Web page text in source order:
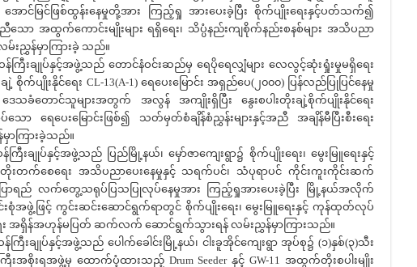
အောင်မြင်ဖြစ်ထွန်းနေမှုတို့အား ကြည့်ရှု အားပေးခဲ့ပြီး စိုက်ပျိုးရေးနှင့်ပတ်သက်၍
အထွက်ကောင်းမျိုးများ ရရှိရေး၊ သိပ္ပံနည်းကျစိုက်နည်းစနစ်များ အသိပညာ
မ်းညွှန်မှာကြားခဲ့ သည်။
ကြီးချုပ်နှင့်အဖွဲ့သည် တောင်နံဝင်းဆည်မှ ရေပိုရေလျှံများ လေလွင့်ဆုံးရှုံးမှုမရှိရေး
ျဲ့ စိုက်ပျိုးနိုင်ရေး CL-13(A-1) ရေပေးမြောင်း အရှည်ပေ(၂၀၀၀) ပြန်လည်ပြုပြင်နေမှု
ေသခံတောင်သူများအတွက် အလွန် အကျိုးရှိပြီး နွေးစပါးတိုးချဲ့စိုက်ပျိုးနိုင်ရေး
ပေးမြောင်းဖြစ်၍ သတ်မှတ်စံချိန်စံညွှန်းများနှင့်အညီ အချိန်မီပြီးစီးရေး
ာကြားခဲ့သည်။
ြီးချုပ်နှင့်အဖွဲ့သည် ပြည်မြို့နယ်၊ မှော်ဇာကျေးရွာ၌ စိုက်ပျိုးရေး၊ မွေးမြူရေးနှင့်
တိုးတက်စေရေး အသိပညာပေးနေမှုနှင့် သရက်ပင်၊ သံပုရာပင် ကိုင်းကူးကိုင်းဆက်
ြာရည် လက်တွေ့သရုပ်ပြသပြုလုပ်နေမှုအား ကြည့်ရှုအားပေးခဲ့ပြီး မြို့နယ်အလိုက်
းစုံအဖွဲ့ဖြင့် ကွင်းဆင်းဆောင်ရွက်ရာတွင် စိုက်ပျိုးရေး၊ မွေးမြူရေးနှင့် ကုန်ထုတ်လုပ်
ေး အရှိန်အဟုန်မပြတ် ဆက်လက် ဆောင်ရွက်သွားရန် လမ်းညွှန်မှာကြားသည်။
ကြီးချုပ်နှင့်အဖွဲ့သည် ပေါက်ခေါင်းမြို့နယ်၊ ငါးခူအိုင်ကျေးရွာ အုပ်စု၌ (၁)နှစ်(၃)သီး
းအစိုးရအဖွဲ့မှ ထောက်ပံ့ထားသည့် Drum Seeder နှင့် GW-11 အထွက်တိုးစပါးမျိုး